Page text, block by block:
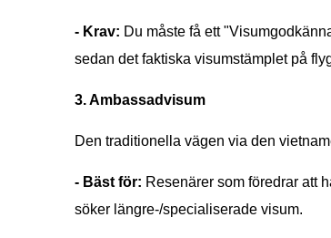
- Krav: Du måste få ett
sedan det faktiska visumstämplet på
3. Ambassadvisum
Den traditionella vägen via den
- Bäst för: Resenärer som föredrar att
söker längre-/specialiserade visum.